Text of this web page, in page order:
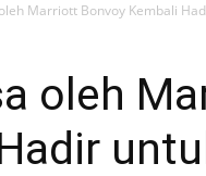
Marriott Bonvoy Kembali
oleh